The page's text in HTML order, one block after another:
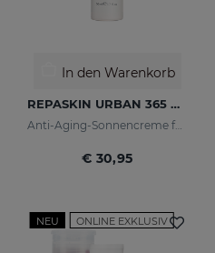
In den Warenkorb
REPASKIN URBAN 365 Anti-Aging LSF50
Anti-Aging-Sonnencreme für das Gesicht
€ 30,95
NEU ONLINE EXKLUSIV